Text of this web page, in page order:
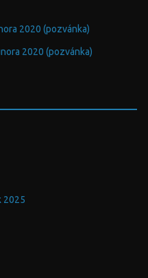
2020 (pozvánka)
2020 (pozvánka)
2025